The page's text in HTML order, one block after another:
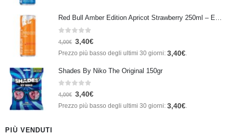
Red Bull Amber Edition Apricot Strawberry 250ml – Energy Drink Albicocca e Fragola
Su 5
4,00€ 3,40€
Prezzo più basso degli ultimi 30 giorni: 3,40€
Shades By Niko The Original 150gr
Su 5
4,00€ 3,40€
Prezzo più basso degli ultimi 30 giorni: 3,40€.
PIÙ VENDUTI